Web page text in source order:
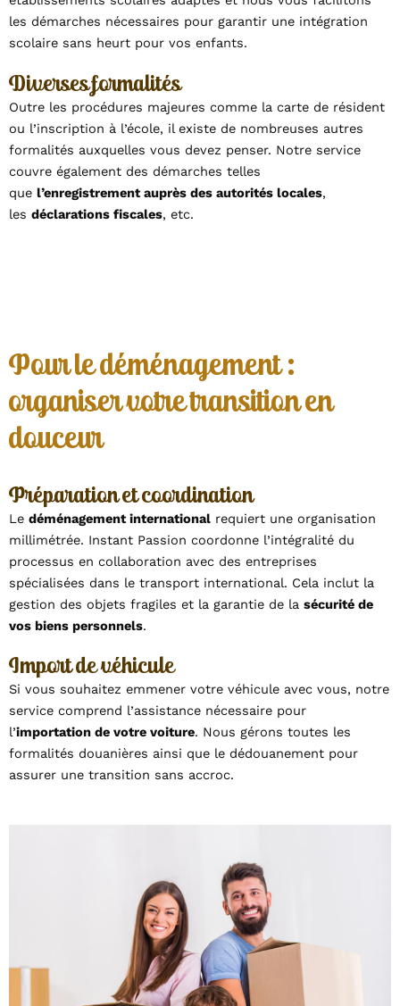
les démarches nécessaires pour garantir une intégration
scolaire sans heurt pour vos enfants.
Diverses formalités
Outre les procédures majeures comme la carte de résident
ou l’inscription à l’école, il existe de nombreuses autres
formalités auxquelles vous devez penser. Notre service
couvre également des démarches telles
que l’enregistrement auprès des autorités locales,
les déclarations fiscales, etc.
Pour le déménagement :
organiser votre transition en
douceur
Préparation et coordination
Le déménagement international requiert une organisation
millimétrée. Instant Passion coordonne l’intégralité du
processus en collaboration avec des entreprises
spécialisées dans le transport international. Cela inclut la
gestion des objets fragiles et la garantie de la sécurité de
vos biens personnels.
Import de véhicule
Si vous souhaitez emmener votre véhicule avec vous, notre
service comprend l’assistance nécessaire pour
l’importation de votre voiture. Nous gérons toutes les
formalités douanières ainsi que le dédouanement pour
assurer une transition sans accroc.